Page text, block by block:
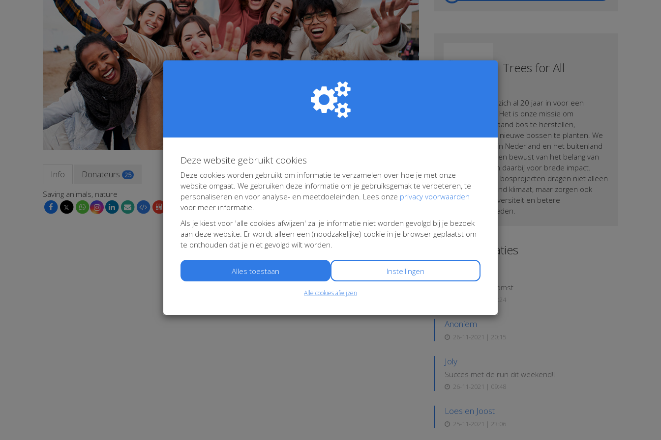
Info Donateurs 25
Saving animals, nature
𝕏
Trees for All
Trees for All zet zich al 20 jaar in voor een
bosrijke wereld. Het is onze missie om
wereldwijd bestaand bos te herstellen,
beschermen en nieuwe bossen te planten. We
planten bomen in Nederland en het buitenland
en maken mensen bewust van het belang van
bomen. We gaan daarbij voor brede impact.
Onze duurzame bosprojecten dragen niet alleen
bij aan een gezond klimaat, maar zorgen ook
voor meer biodiversiteit en betere
leefomstandigheden.
Laatste donaties
Voor onze toekomst
06-12-2021 | 21:24
Anoniem
26-11-2021 | 20:15
Joly
Succes met de run dit weekend!!
26-11-2021 | 09:48
Loes en Joost
25-11-2021 | 23:06
Deze website gebruikt cookies
Deze cookies worden gebruikt om informatie te verzamelen over hoe je met onze
website omgaat. We gebruiken deze informatie om je gebruiksgemak te verbeteren, te
personaliseren en voor analyse- en meetdoeleinden. Lees onze privacy voorwaarden
voor meer informatie.
Als je kiest voor 'alle cookies afwijzen' zal je informatie niet worden gevolgd bij je bezoek
aan deze website. Er wordt alleen een (noodzakelijke) cookie in je browser geplaatst om
te onthouden dat je niet gevolgd wilt worden.
Alles toestaan Instellingen
Alle cookies afwijzen